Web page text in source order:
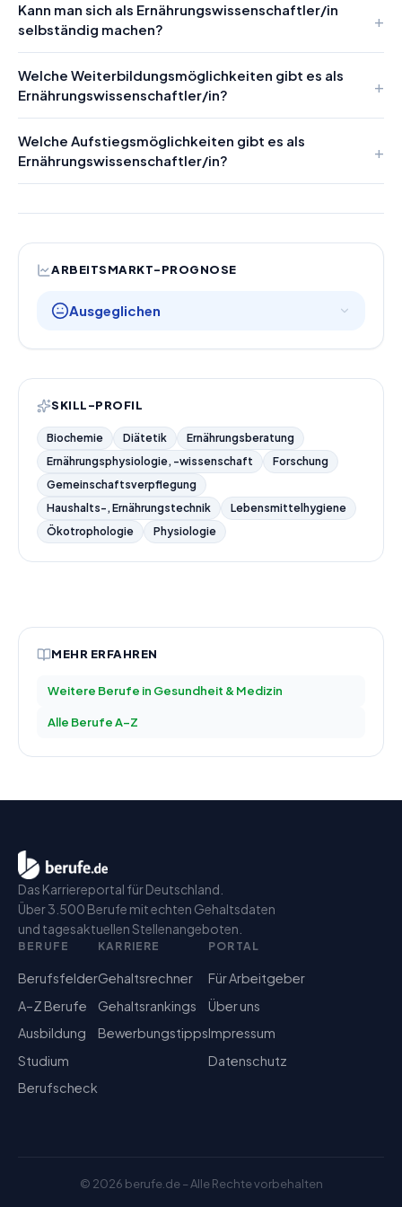
Kann man sich als Ernährungswissenschaftler/in
selbständig machen?
Welche Weiterbildungsmöglichkeiten gibt es als
Ernährungswissenschaftler/in?
Welche Aufstiegsmöglichkeiten gibt es als
Ernährungswissenschaftler/in?
ARBEITSMARKT-PROGNOSE
Ausgeglichen
SKILL-PROFIL
Biochemie Diätetik
Ernährungsberatung
Ernährungsphysiologie, -wissenschaft
Forschung
Gemeinschaftsverpflegung
Haushalts-, Ernährungstechnik
Lebensmittelhygiene
Ökotrophologie
Physiologie
MEHR ERFAHREN
Weitere Berufe in Gesundheit & Medizin
Alle Berufe A–Z
Das Karriereportal für Deutschland.
Über 3.500 Berufe mit echten Gehaltsdaten
und tagesaktuellen Stellenangeboten.
BERUFE
Berufsfelder
A–Z Berufe
Ausbildung
Studium
Berufscheck
KARRIERE
Gehaltsrechner
Gehaltsrankings
Bewerbungstipps
PORTAL
Für Arbeitgeber
Über uns
Impressum
Datenschutz
© 2026 berufe.de – Alle Rechte vorbehalten